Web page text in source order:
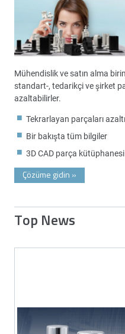
Mühendislik ve satın alma
standart-, tedarikçi ve şirket
azaltabilirler.
Tekrarlayan parçaları
Bir bakışta tüm bilgiler
3D CAD parça kütüphanesi
Çözüme gidin »
Top News